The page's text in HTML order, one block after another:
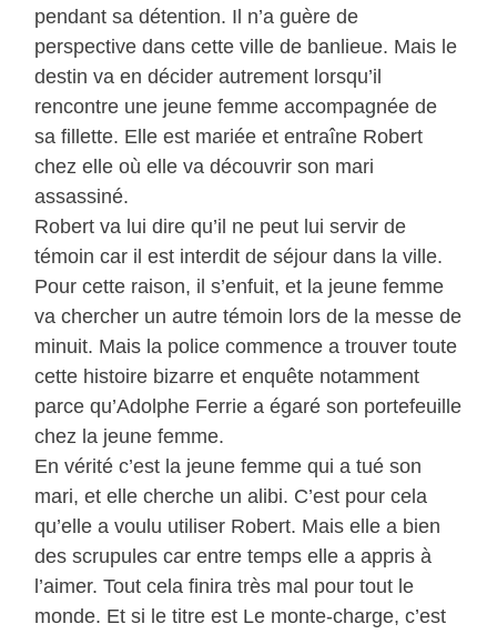
pendant sa détention. Il n’a guère de
perspective dans cette ville de banlieue. Mais le
destin va en décider autrement lorsqu’il
rencontre une jeune femme accompagnée de
sa fillette. Elle est mariée et entraîne Robert
chez elle où elle va découvrir son mari
assassiné.
Robert va lui dire qu’il ne peut lui servir de
témoin car il est interdit de séjour dans la ville.
Pour cette raison, il s’enfuit, et la jeune femme
va chercher un autre témoin lors de la messe de
minuit. Mais la police commence a trouver toute
cette histoire bizarre et enquête notamment
parce qu’Adolphe Ferrie a égaré son portefeuille
chez la jeune femme.
En vérité c’est la jeune femme qui a tué son
mari, et elle cherche un alibi. C’est pour cela
qu’elle a voulu utiliser Robert. Mais elle a bien
des scrupules car entre temps elle a appris à
l’aimer. Tout cela finira très mal pour tout le
monde. Et si le titre est Le monte-charge, c’est